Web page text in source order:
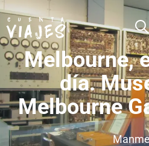
Saltar
al
contenido
Melbourne,
día.
Melbourne